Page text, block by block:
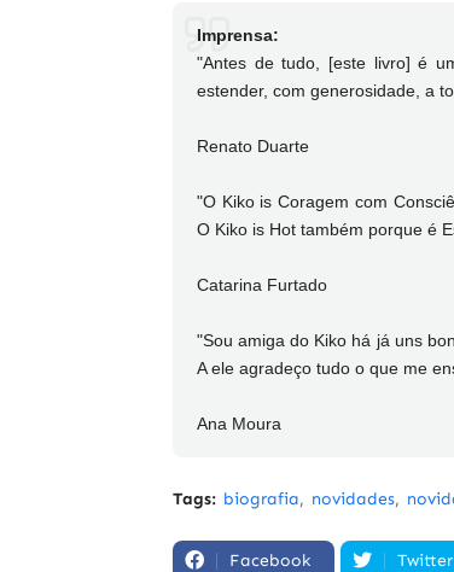
Imprensa:
"Antes de tudo, [este livro] é
estender, com generosidade, a
Renato Duarte
"O Kiko is Coragem com
O Kiko is Hot também porque é
Catarina Furtado
"Sou amiga do Kiko há já uns
A ele agradeço tudo o que me
Ana Moura
Tags: biografia novidades
Facebook Twitter